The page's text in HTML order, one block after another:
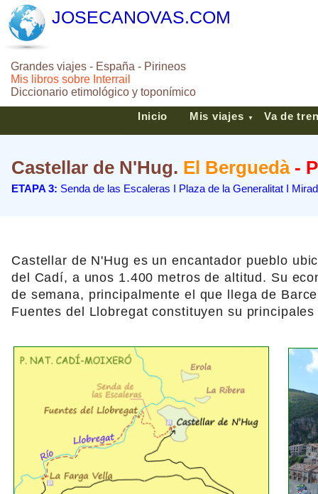
JOSECANOVAS.COM
Grandes viajes - España - Pirineos
Mis libros sobre Interrail
Diccionario etimológico y toponímico
Inicio Mis viajes ▼ Va de
Castellar de N'Hug. El Berguedà -
ETAPA 3: Senda de las Escaleras I Plaza de la Generalitat I
Castellar de N'Hug es un encantador pueblo
del Cadí, a unos 1.400 metros de altitud. Su
de semana, principalmente el que llega de
Fuentes del Llobregat constituyen su